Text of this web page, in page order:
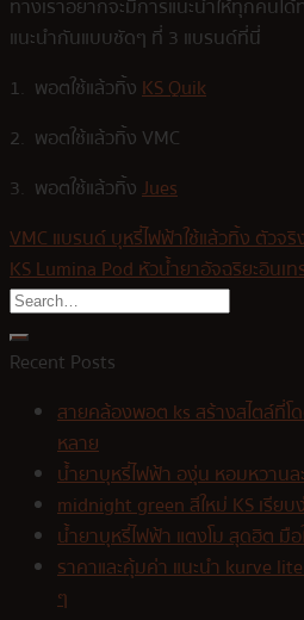
ทางเราอยากจะมีการแนะนำให้ทุกคนไ
แนะนำกันแบบชัดๆ ที่ 3 แบรนด์ที่นี่
1. พอตใช้แล้วทิ้งKS Quik
2. พอตใช้แล้วทิ้ง VMC
3. พอตใช้แล้วทิ้งJues
VMC แบรนด์ บุหรี่ไฟฟ้าใช้แล้วทิ้ง ตัวจ
KS Lumina Pod หัวน้ำยาอัจฉริยะอินเ
Recent Posts
สายคล้องพอต ks สร้างสไตล์ที่โ
หลาย
น้ำยาบุหรี่ไฟฟ้า องุ่น หอมหวาน
midnight green สีใหม่ KS เรีย
น้ำยาบุหรี่ไฟฟ้า แตงโม สุดฮิต มื
ราคาและคุ้มค่า แนะนำ kurve
ๆ